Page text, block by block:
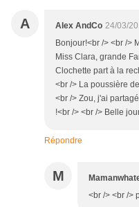
A Alex AndCo 24/03/
Bonjour!<br /> <br />
Miss Clara, grande
Clochette part à la
<br /> La poussière
<br /> Zou, j'ai
!<br /> <br /> Belle
Répondre
M
<br /> <br />